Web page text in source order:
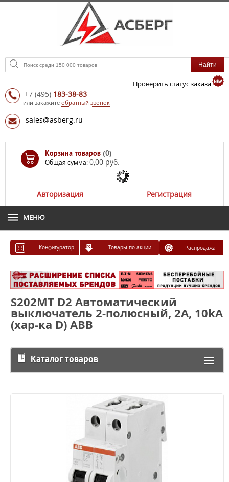
Проверить статус заказа
+7 (495) 183-38-83
или закажите обратный звонок
sales@asberg.ru
Корзина товаров (0)
Общая сумма:0,00 руб.
Авторизация Регистрация
МЕНЮ
Конфигуратор Товары по акции Распродажа
S202MT D2 Автоматический
выключатель 2-полюсный, 2А, 10kA
(хар-ка D) ABB
Каталог товаров